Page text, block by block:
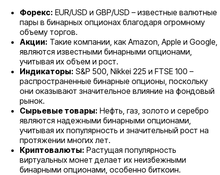
Форекс: EUR/USD и GBP/USD – известные валютные
пары в бинарных опционах благодаря огромному
объему торгов.
Акции: Такие компании, как Amazon, Apple и Google,
являются известными бинарными опционами,
учитывая их объем и рост.
Индикаторы: S&P 500, Nikkei 225 и FTSE 100 –
распространенные бинарные опционы, поскольку
они оказывают значительное влияние на фондовый
рынок.
Сырьевые товары: Нефть, газ, золото и серебро
являются надежными бинарными опционами,
учитывая их популярность и значительный рост на
протяжении многих лет.
Криптовалюты: Растущая популярность
виртуальных монет делает их неизбежными
бинарными опционами, особенно биткоин.